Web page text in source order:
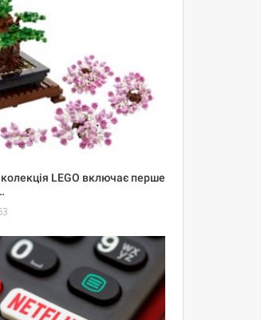
LEGO включає перше